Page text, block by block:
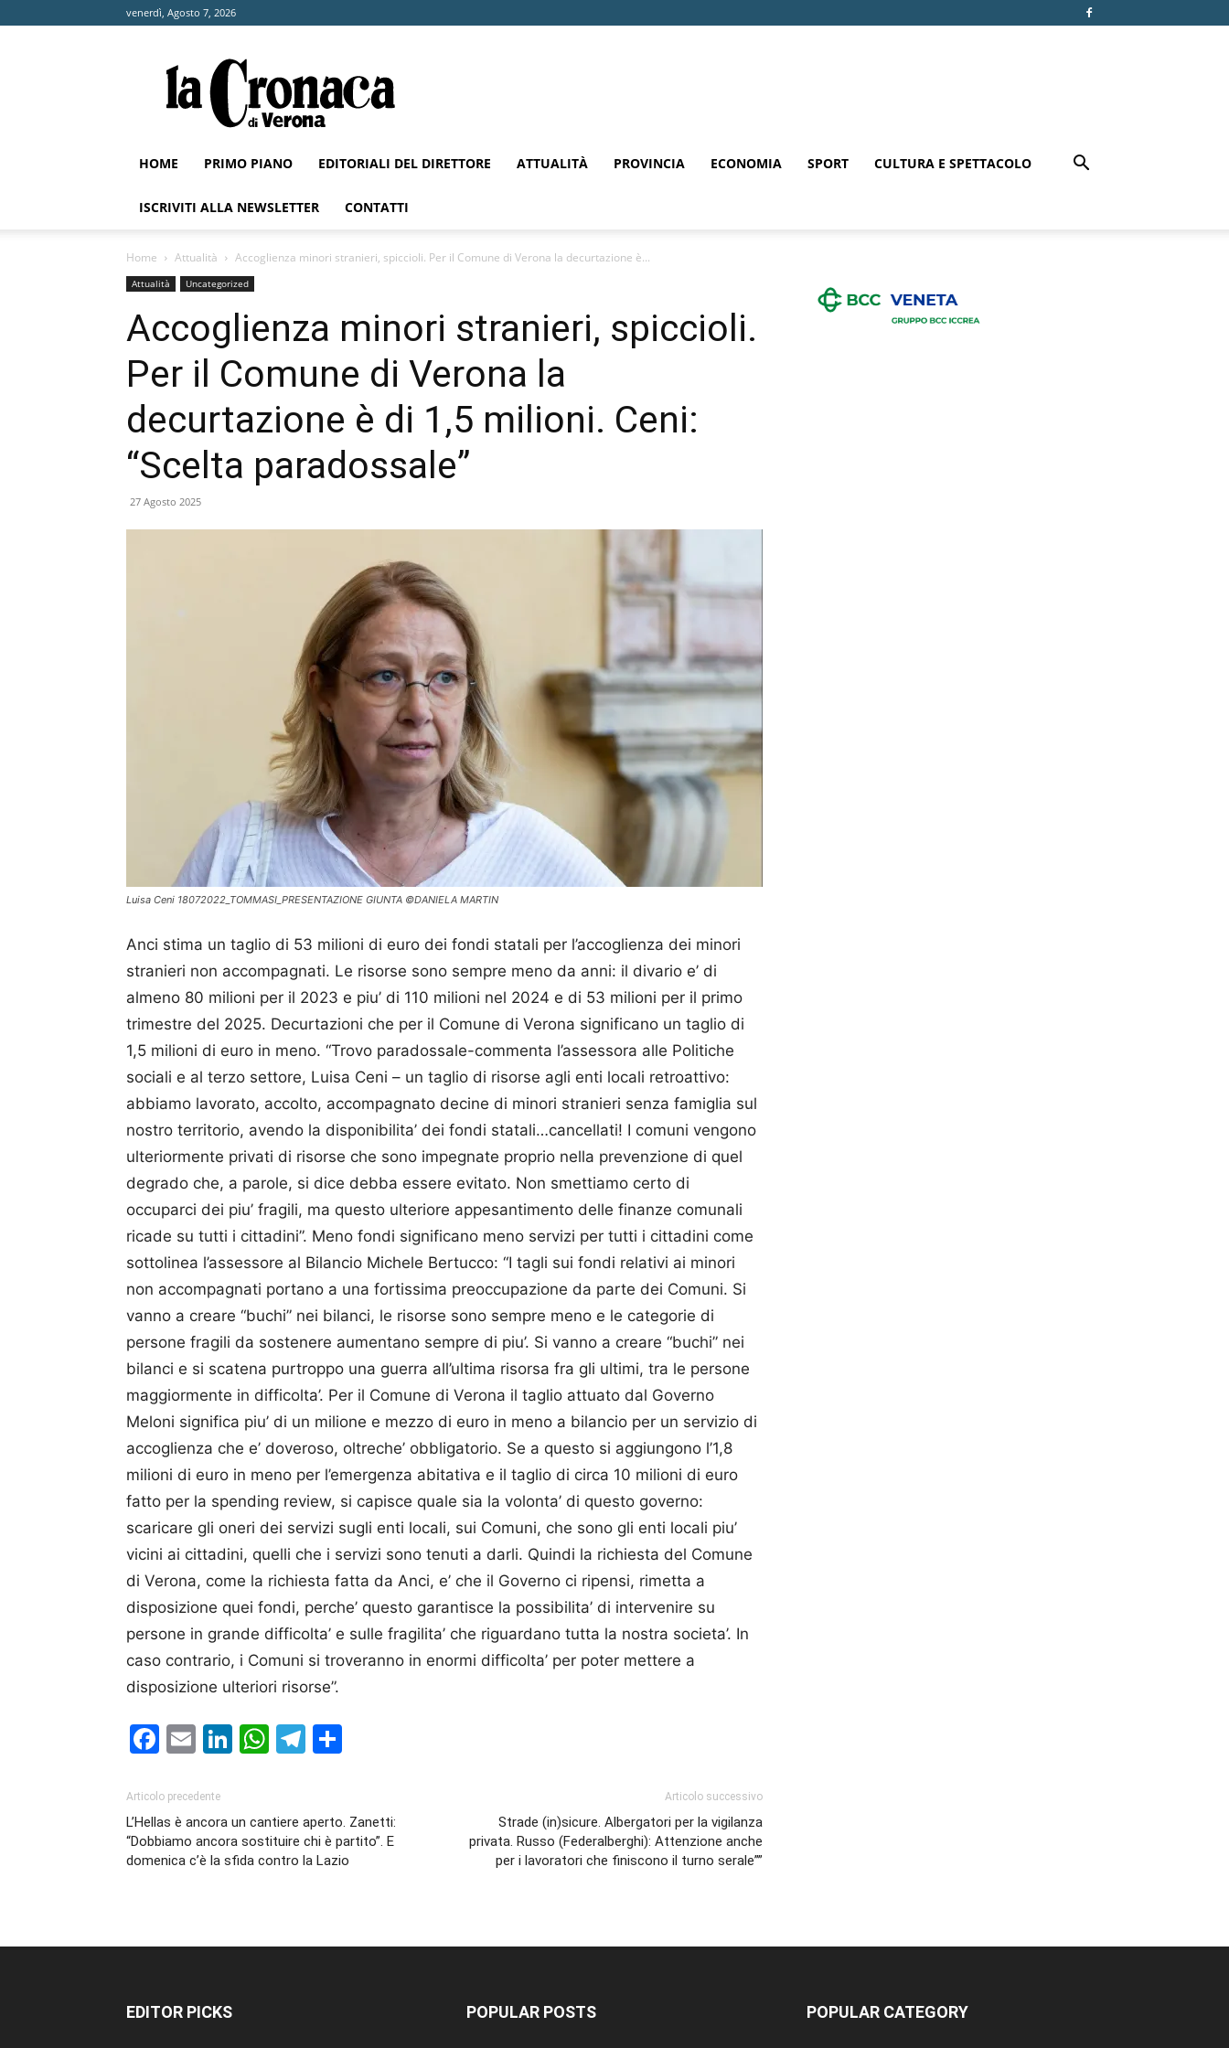
venerdì, Agosto 7, 2026
Cronaca
di
Verona
HOME PRIMO PIANO EDITORIALI DEL DIRETTORE ATTUALITÀ PROVINCIA ECONOMIA SPORT CULTURA E SPETTACOLO
ISCRIVITI ALLA NEWSLETTER CONTATTI
Home Attualità Accoglienza minori stranieri, spiccioli. Per il Comune di Verona la decurtazione è...
Attualità Uncategorized
Accoglienza minori stranieri, spiccioli.
Per il Comune di Verona la
decurtazione è di 1,5 milioni. Ceni:
“Scelta paradossale”
27 Agosto 2025
Luisa Ceni 18072022_TOMMASI_PRESENTAZIONE GIUNTA ©DANIELA MARTIN
Anci stima un taglio di 53 milioni di euro dei fondi statali per l’accoglienza dei minori
stranieri non accompagnati. Le risorse sono sempre meno da anni: il divario e’ di
almeno 80 milioni per il 2023 e piu’ di 110 milioni nel 2024 e di 53 milioni per il primo
trimestre del 2025. Decurtazioni che per il Comune di Verona significano un taglio di
1,5 milioni di euro in meno. “Trovo paradossale-commenta l’assessora alle Politiche
sociali e al terzo settore, Luisa Ceni – un taglio di risorse agli enti locali retroattivo:
abbiamo lavorato, accolto, accompagnato decine di minori stranieri senza famiglia sul
nostro territorio, avendo la disponibilita’ dei fondi statali…cancellati! I comuni vengono
ulteriormente privati di risorse che sono impegnate proprio nella prevenzione di quel
degrado che, a parole, si dice debba essere evitato. Non smettiamo certo di
occuparci dei piu’ fragili, ma questo ulteriore appesantimento delle finanze comunali
ricade su tutti i cittadini”. Meno fondi significano meno servizi per tutti i cittadini come
sottolinea l’assessore al Bilancio Michele Bertucco: “I tagli sui fondi relativi ai minori
non accompagnati portano a una fortissima preoccupazione da parte dei Comuni. Si
vanno a creare “buchi” nei bilanci, le risorse sono sempre meno e le categorie di
persone fragili da sostenere aumentano sempre di piu’. Si vanno a creare “buchi” nei
bilanci e si scatena purtroppo una guerra all’ultima risorsa fra gli ultimi, tra le persone
maggiormente in difficolta’. Per il Comune di Verona il taglio attuato dal Governo
Meloni significa piu’ di un milione e mezzo di euro in meno a bilancio per un servizio di
accoglienza che e’ doveroso, oltreche’ obbligatorio. Se a questo si aggiungono l’1,8
milioni di euro in meno per l’emergenza abitativa e il taglio di circa 10 milioni di euro
fatto per la spending review, si capisce quale sia la volonta’ di questo governo:
scaricare gli oneri dei servizi sugli enti locali, sui Comuni, che sono gli enti locali piu’
vicini ai cittadini, quelli che i servizi sono tenuti a darli. Quindi la richiesta del Comune
di Verona, come la richiesta fatta da Anci, e’ che il Governo ci ripensi, rimetta a
disposizione quei fondi, perche’ questo garantisce la possibilita’ di intervenire su
persone in grande difficolta’ e sulle fragilita’ che riguardano tutta la nostra societa’. In
caso contrario, i Comuni si troveranno in enormi difficolta’ per poter mettere a
disposizione ulteriori risorse”.
Facebook
EmailLinkedIn
WhatsApp
Telegram
Articolo precedente
L’Hellas è ancora un cantiere aperto. Zanetti:
“Dobbiamo ancora sostituire chi è partito”. E
domenica c’è la sfida contro la Lazio
Articolo successivo
Strade (in)sicure. Albergatori per la vigilanza
privata. Russo (Federalberghi): Attenzione anche
per i lavoratori che finiscono il turno serale””
EDITOR PICKS POPULAR POSTS POPULAR CATEGORY